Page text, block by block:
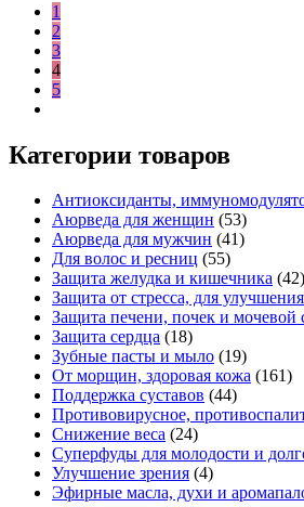
1
2
3
4
5
Категории товаров
Антиоксиданты,
Аюрведа для женщин (53)
Аюрведа для мужчин (41)
Для волос и ресниц (55)
Защита желудка и кишечника (42)
Защита от стресса, для
Защита печени, почек и мочевой
Защита сердца (18)
Зубные пасты и мыло (19)
От морщин, здоровая кожа (161)
Поддержка суставов (44)
Противовирусное,
Снижение веса (24)
Суперфуды для молодости и
Улучшение зрения (4)
Эфирные масла, духи и